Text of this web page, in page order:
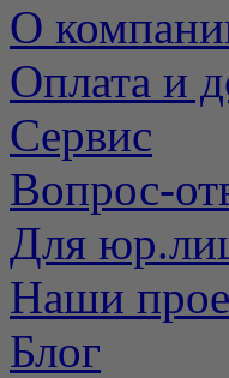
О
Оплата и
Сервис
Вопрос-
Для
Наши
Блог